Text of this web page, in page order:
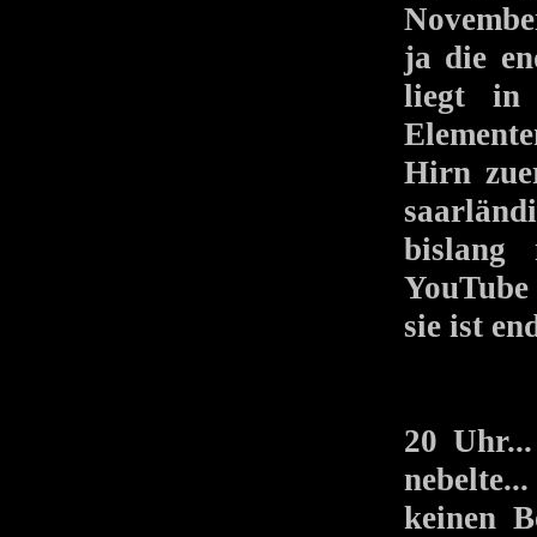
ja die
liegt in
Hirn
bislang
sie ist
20
keinen